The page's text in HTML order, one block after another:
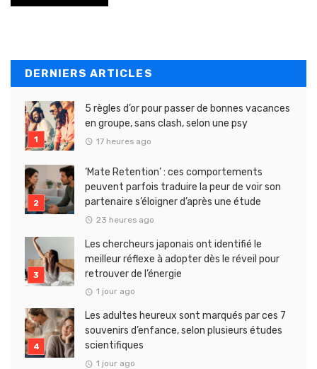
DERNIERS ARTICLES
5 règles d’or pour passer de bonnes vacances
en groupe, sans clash, selon une psy
17 heures ago
‘Mate Retention’ : ces comportements
peuvent parfois traduire la peur de voir son
partenaire s’éloigner d’après une étude
23 heures ago
Les chercheurs japonais ont identifié le
meilleur réflexe à adopter dès le réveil pour
retrouver de l’énergie
1 jour ago
Les adultes heureux sont marqués par ces 7
souvenirs d’enfance, selon plusieurs études
scientifiques
1 jour ago